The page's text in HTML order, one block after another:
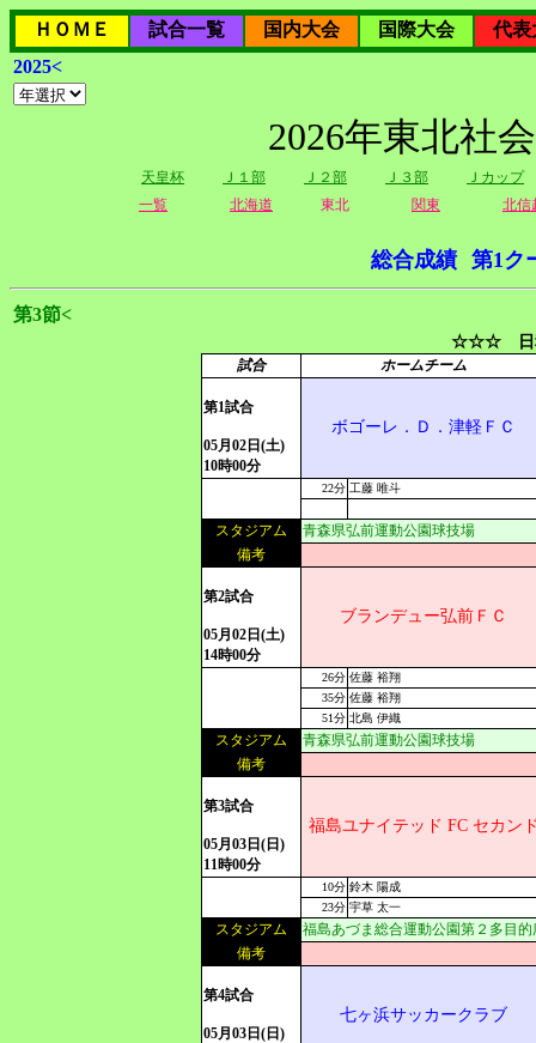
ＨＯＭＥ 試合一覧 国内大会 国際大会
代表
2025<
2026年東北社
天皇杯 Ｊ１部 Ｊ２部 Ｊ３部
Ｊカップ
一覧
北海道 東北 関東 北信
総合成績 第1ク
第3節<
☆☆☆ 日
試合 ホームチーム
第1試合
05月02日(土)
10時00分
ボゴーレ．Ｄ．津軽ＦＣ
22分 工藤 唯斗
スタジアム
青森県弘前運動公園球技場
備考
第2試合
05月02日(土)
14時00分
ブランデュー弘前ＦＣ
26分 佐藤 裕翔
35分 佐藤 裕翔
51分 北島 伊織
スタジアム
青森県弘前運動公園球技場
備考
第3試合
05月03日(日)
11時00分
福島ユナイテッド FC セカン
10分 鈴木 陽成
23分 宇草 太一
スタジアム
福島あづま総合運動公園第２多目的
備考
第4試合
05月03日(日)
七ヶ浜サッカークラブ